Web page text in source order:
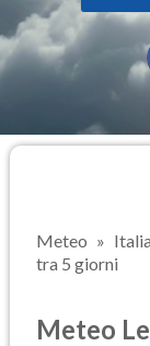
Meteo Italia
tra 5 giorni
Meteo